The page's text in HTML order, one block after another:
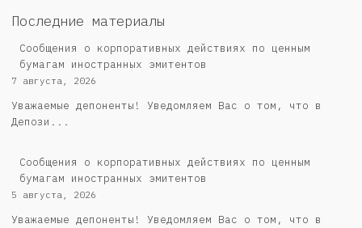
Последние материалы
Сообщения о корпоративных действиях по ценным
бумагам иностранных эмитентов
7 августа, 2026
Уважаемые депоненты! Уведомляем Вас о том, что в
Депози...
Сообщения о корпоративных действиях по ценным
бумагам иностранных эмитентов
5 августа, 2026
Уважаемые депоненты! Уведомляем Вас о том, что в